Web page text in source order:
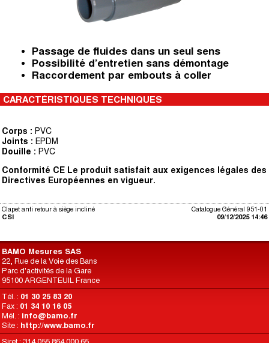
Passage de fluides dans un seul sens
Possibilité d’entretien sans démontage
Raccordement par embouts à coller
CARACTÉRISTIQUES TECHNIQUES
Corps : PVC
Joints : EPDM
Douille : PVC
Conformité CE Le produit satisfait aux exigences légales des
Directives Européennes en vigueur.
Catalogue Général 951-01
09/12/2025 14:46
Clapet anti retour à siège incliné
CSI
BAMO Mesures SAS
22, Rue de la Voie des Bans
Parc d'activités de la Gare
95100 ARGENTEUIL France
Tél. : 01 30 25 83 20
Fax : 01 34 10 16 05
Mél. : info@bamo.fr
Site : http://www.bamo.fr